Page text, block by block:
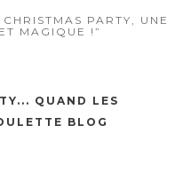
PARTY, UNE
MAGIQUE !”
QUAND LES
BLOG